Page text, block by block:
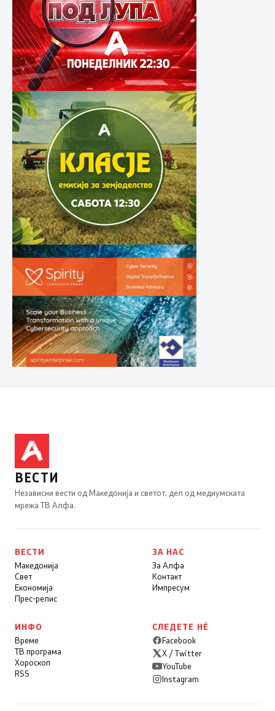
ВЕСТИ
Независни вести од Македонија и светот, дел од медиумската
мрежа ТВ Алфа.
ВЕСТИ
Македонија
Свет
Економија
Прес-релис
ЗА НАС
За Алфа
Контакт
Импресум
ИНФО
Време
ТВ програма
Хороскоп
RSS
СЛЕДЕТЕ НÉ
Facebook
X / Twitter
YouTube
Instagram